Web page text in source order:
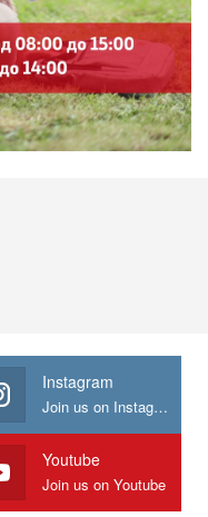
Instagram
Join us on Instagram
Youtube
Join us on Youtube